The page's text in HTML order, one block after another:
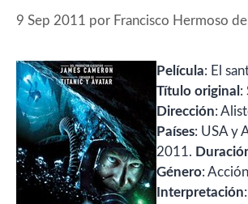
9 Sep 2011 por Francisco Hermoso
Película: El
Título original :
Dirección:
Países: USA y
2011.
Género:
Interpretación